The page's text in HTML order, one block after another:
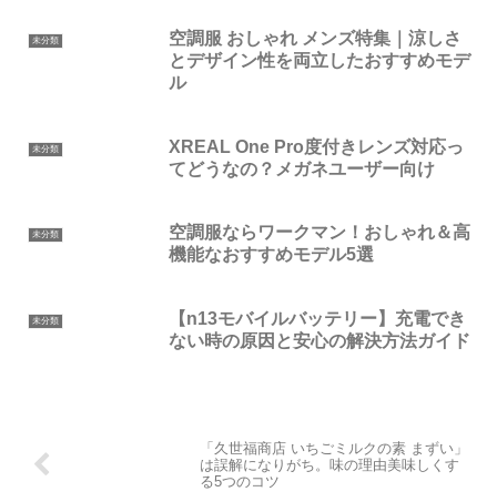
未分類
空調服 おしゃれ メンズ特集｜涼しさ
とデザイン性を両立したおすすめモデ
ル
未分類
XREAL One Pro度付きレンズ対応っ
てどうなの？メガネユーザー向け
未分類
空調服ならワークマン！おしゃれ＆高
機能なおすすめモデル5選
未分類
【n13モバイルバッテリー】充電でき
ない時の原因と安心の解決方法ガイド
「久世福商店 いちごミルクの素 まずい」
は誤解になりがち。味の理由美味しくす
る5つのコツ